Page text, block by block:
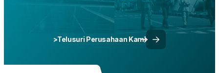
>Telusuri Perusahaan Kami